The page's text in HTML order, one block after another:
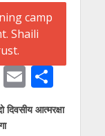
E
m
ai
S
h
ar
दिवसीय आत्मरक्षा